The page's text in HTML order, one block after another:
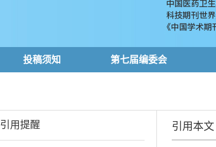
投稿须知 第七届编委会
引用提醒 引用本文